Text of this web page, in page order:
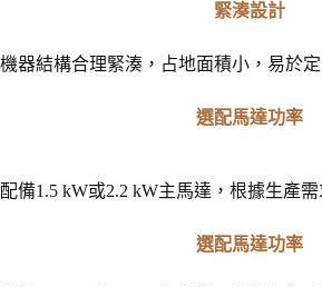
緊湊設計
機器結構合理緊湊，占地面積小，易於定
選配馬達功率
配備1.5 kW或2.2 kW主馬達，根據生產需
選配馬達功率